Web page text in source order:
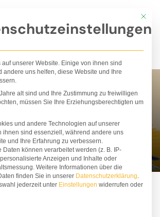
Gutiérrez
Estrada
Mit
unserer Website. Einige von ihnen sind
andere uns helfen, diese Website und Ihre
alt sind und Ihre Zustimmung zu freiwilligen
müssen Sie Ihre Erziehungsberechtigten um
und andere Technologien auf unserer
ihnen sind essenziell, während andere uns
und Ihre Erfahrung zu verbessern.
Daten können verarbeitet werden (z. B. IP-
Anzeigen und Inhalte oder
Weitere Informationen über die
finden Sie in unserer Datenschutzerklärung.
jederzeit unter Einstellungen widerrufen oder
der Service-Gruppen, für die